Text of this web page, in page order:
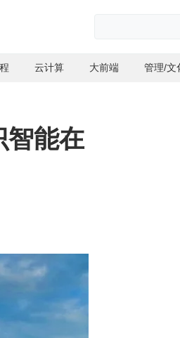
云计算 大前端 管理/文
智能在